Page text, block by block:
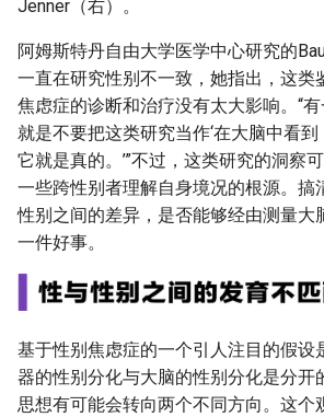
Jenner（右）。
阿姆斯特丹自由大学医学中心研究的
一直在研究性别不一致，她指出，这类
焦虑症的诊断和治疗没有太大影响。“
就是不要把这类研究当作‘在大脑中看到
它就是真的。’”不过，这类研究的洞察
一些跨性别者理解自身境况的根源。搞
性别之间的差异，是否能够经由测量大
一件好事。
基于性别焦虑症的一个引人注目的假设
器的性别分化与大脑的性别分化是分开
思想有可能会转向两个不同方向。这个